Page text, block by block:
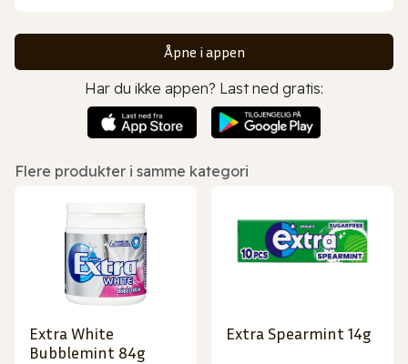
Åpne i appen
Har du ikke appen? Last ned gratis:
Flere produkter i samme kategori
Extra White
Bubblemint 84g
Extra Spearmint 14g